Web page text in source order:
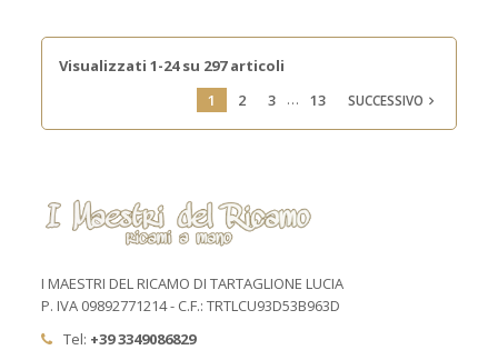
Visualizzati 1-24 su 297 articoli
1
2 3 … 13 SUCCESSIVO 
I MAESTRI DEL RICAMO DI TARTAGLIONE LUCIA
P. IVA 09892771214 - C.F.: TRTLCU93D53B963D
Tel: +39 3349086829